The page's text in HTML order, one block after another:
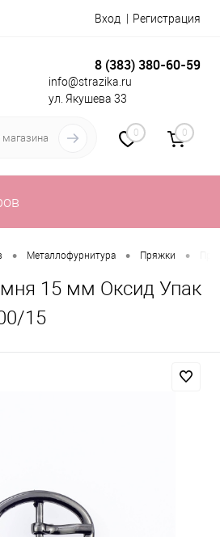
Вход Регистрация
8 (383) 380-60-59
info@strazika.ru
ул. Якушева 33
0 0
• Металлофурнитура • Пряжки •
15 мм Оксид Упак
15